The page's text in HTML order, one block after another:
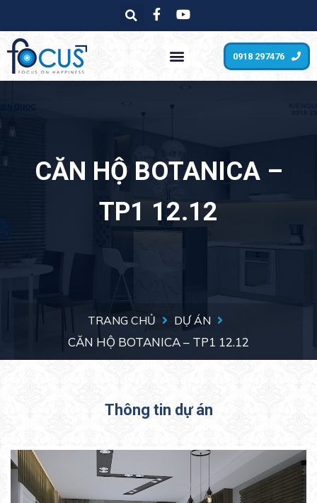
0918 297476
CĂN HỘ BOTANICA –
TP1 12.12
TRANG CHỦ DỰ ÁN
CĂN HỘ BOTANICA – TP1 12.12
Thông tin dự án